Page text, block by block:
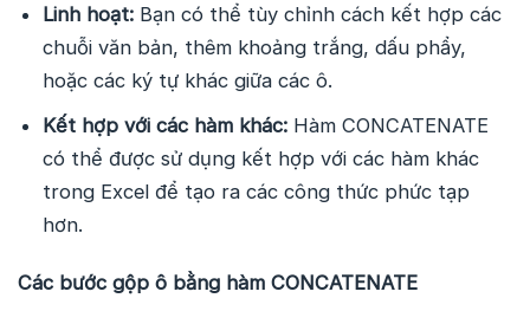
Linh hoạt: Bạn có thể tùy chỉnh cách kết hợp các
chuỗi văn bản, thêm khoảng trắng, dấu phẩy,
hoặc các ký tự khác giữa các ô.
Kết hợp với các hàm khác: Hàm CONCATENATE
có thể được sử dụng kết hợp với các hàm khác
trong Excel để tạo ra các công thức phức tạp
hơn.
Các bước gộp ô bằng hàm CONCATENATE